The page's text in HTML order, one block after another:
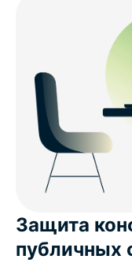
Защита
публичных